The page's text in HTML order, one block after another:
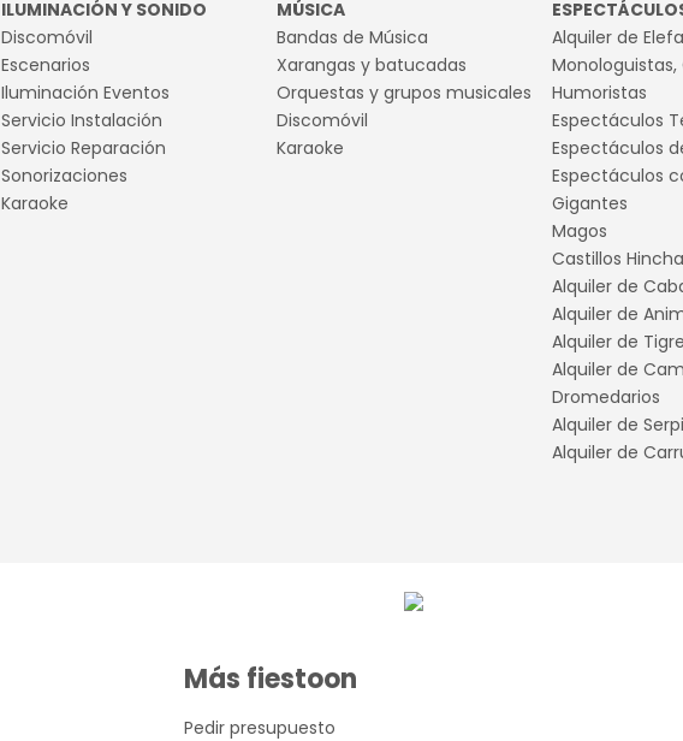
ILUMINACIÓN Y SONIDO
Discomóvil
Escenarios
Iluminación Eventos
Servicio Instalación
Servicio Reparación
Sonorizaciones
Karaoke
MÚSICA
Bandas de Música
Xarangas y batucadas
Orquestas y grupos musicales
Discomóvil
Karaoke
Alquiler de
Humoristas
Espectáculos
Espectáculos
Espectáculos
Gigantes
Magos
Castillos
Alquiler de
Alquiler de
Alquiler de
Alquiler de
Dromedarios
Alquiler de
Alquiler de
Más fiestoon
Pedir presupuesto